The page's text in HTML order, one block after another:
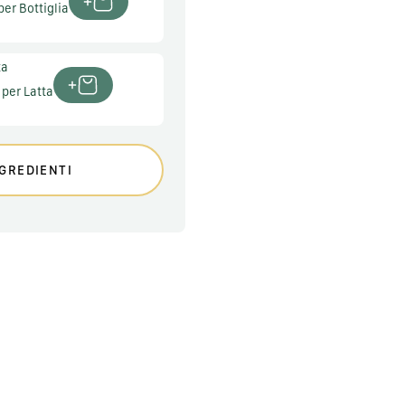
Bottiglia
per Latta